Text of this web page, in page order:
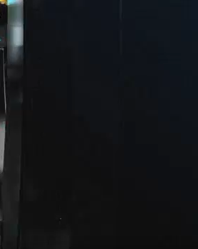
hình thu hút vốn đầu tư và số doanh
doanh nghiệp và vốn tự có.